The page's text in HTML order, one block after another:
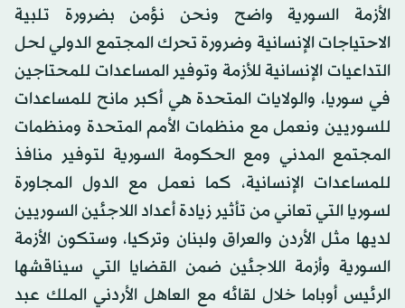
الأزمة السورية واضح ونحن نؤمن بضرورة تلبية
الاحتياجات الإنسانية وضرورة تحرك المجتمع الدولي لحل
التداعيات الإنسانية للأزمة وتوفير المساعدات للمحتاجين
في سوريا، والولايات المتحدة هي أكبر مانح للمساعدات
للسوريين ونعمل مع منظمات الأمم المتحدة ومنظمات
المجتمع المدني ومع الحكومة السورية لتوفير منافذ
للمساعدات الإنسانية، كما نعمل مع الدول المجاورة
لسوريا التي تعاني من تأثير زيادة أعداد اللاجئين السوريين
لديها مثل الأردن والعراق ولبنان وتركيا، وستكون الأزمة
السورية وأزمة اللاجئين ضمن القضايا التي سيناقشها
الرئيس أوباما خلال لقائه مع العاهل الأردني الملك عبد